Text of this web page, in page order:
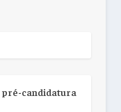
pré-candidatura